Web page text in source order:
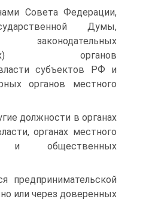
Совета Федерации,
Думы,
органов
субъектов РФ и
органов местного
должности в органах
органах местного
и общественных
или через доверенных